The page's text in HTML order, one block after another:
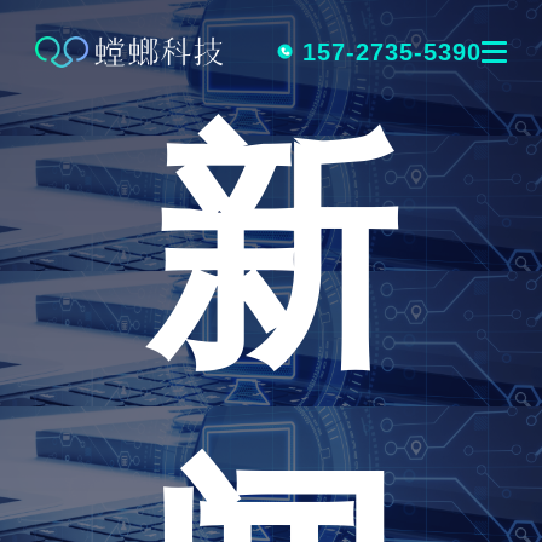
跳
内
容
157-2735-5390
新